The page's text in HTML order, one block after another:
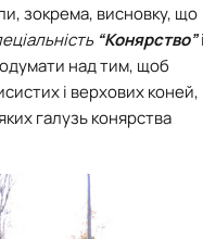
зокрема, висновку, що
“Конярство”
над тим, щоб
і верхових коней,
галузь конярства